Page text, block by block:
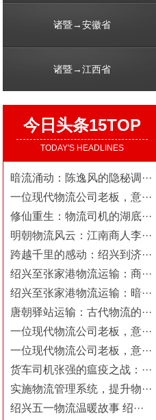
诸暨→安徽省
诸暨→江西省
今日头条15TOP
TODAY'S HEADLINES
暗流涌动：陈逸风的隐秘调···
一位现代物流公司老板，意···
修仙重生：物流司机的湖底···
明朝物流风云：江南商人李···
跨越千里的感动：绍兴到济···
绍兴至张家港物流运输：商···
绍兴至张家港物流运输：暗···
唐朝驿站运输：古代物流的···
一位现代物流公司老板，意···
一位现代物流公司老板，意···
货车司机张强的瘟疫之战：···
实施物流管理系统，提升物···
绍兴五一物流温暖故事 绍···